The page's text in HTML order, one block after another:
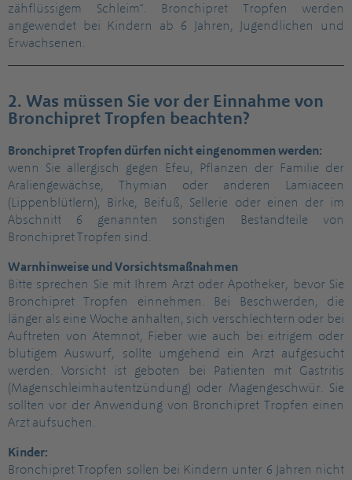
zähflüssigem Schleim“. Bronchipret Tropfen werden
angewendet bei Kindern ab 6 Jahren, Jugendlichen und
Erwachsenen.
2. Was müssen Sie vor der Einnahme von
Bronchipret Tropfen beachten?
Bronchipret Tropfen dürfen nicht eingenommen werden:
wenn Sie allergisch gegen Efeu, Pflanzen der Familie der
Araliengewächse, Thymian oder anderen Lamiaceen
(Lippenblütlern), Birke, Beifuß, Sellerie oder einen der im
Abschnitt 6 genannten sonstigen Bestandteile von
Bronchipret Tropfen sind.
Warnhinweise und Vorsichtsmaßnahmen
Bitte sprechen Sie mit Ihrem Arzt oder Apotheker, bevor Sie
Bronchipret Tropfen einnehmen. Bei Beschwerden, die
länger als eine Woche anhalten, sich verschlechtern oder bei
Auftreten von Atemnot, Fieber wie auch bei eitrigem oder
blutigem Auswurf, sollte umgehend ein Arzt aufgesucht
werden. Vorsicht ist geboten bei Patienten mit Gastritis
(Magenschleimhautentzündung) oder Magengeschwür. Sie
sollten vor der Anwendung von Bronchipret Tropfen einen
Arzt aufsuchen.
Kinder:
Bronchipret Tropfen sollen bei Kindern unter 6 Jahren nicht